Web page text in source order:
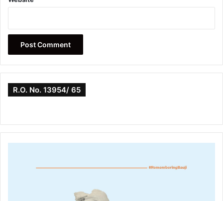
R.O. No. 13954/ 65